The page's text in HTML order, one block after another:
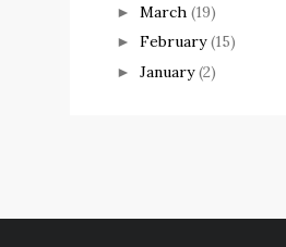
► March (19)
► February (15)
► January (2)